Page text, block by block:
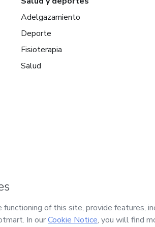
Adelgazamiento
Deporte
Fisioterapia
Salud